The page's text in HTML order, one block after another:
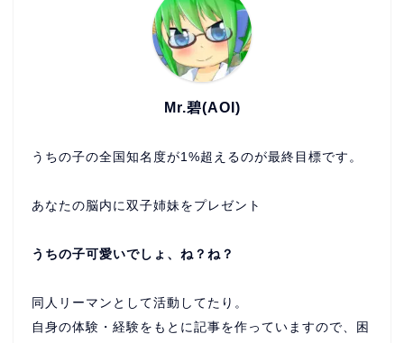
Mr.碧(AOI)
うちの子の全国知名度が1%超えるのが最終目標です。
あなたの脳内に双子姉妹をプレゼント
うちの子可愛いでしょ、ね？ね？
同人リーマンとして活動してたり。
自身の体験・経験をもとに記事を作っていますので、困